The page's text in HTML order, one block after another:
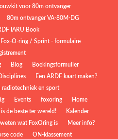
voor 80m ontvanger
80m ontvanger VA-80M-DG
IARU Book
O-ring / Sprint - formulaire
Blog
Boekingsformulier
Disciplines
Een ARDF kaart maken?
radiotechniek en sport
Events foxoring
Home
de beste ter wereld!
Kalender
wat FoxOring is
Meer info?
code
ON-klassement